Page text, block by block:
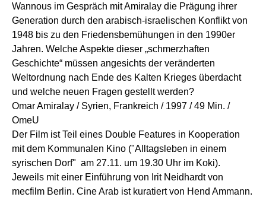
Wannous im Gespräch mit Amiralay die Prägung ihrer
Generation durch den arabisch-israelischen Konflikt von
1948 bis zu den Friedensbemühungen in den 1990er
Jahren. Welche Aspekte dieser „schmerzhaften
Geschichte“ müssen angesichts der veränderten
Weltordnung nach Ende des Kalten Krieges überdacht
und welche neuen Fragen gestellt werden?
Omar Amiralay / Syrien, Frankreich / 1997 / 49 Min. /
OmeU
Der Film ist Teil eines Double Features in Kooperation
mit dem Kommunalen Kino ("Alltagsleben in einem
syrischen Dorf" am 27.11. um 19.30 Uhr im Koki).
Jeweils mit einer Einführung von Irit Neidhardt von
mecfilm Berlin. Cine Arab ist kuratiert von Hend Ammann.